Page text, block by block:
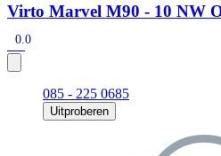
Virto Marvel M90 - 10 NW
0.0
085 - 225 0685
Uitproberen